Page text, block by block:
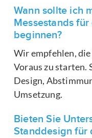
Wann sollte ich
Messestands
beginnen?
Wir empfehlen,
Voraus zu starten.
Design,
Umsetzung.
Bieten Sie
Standdesign für